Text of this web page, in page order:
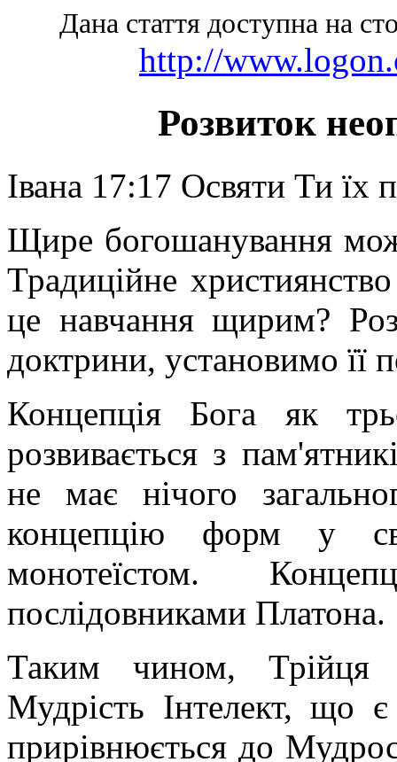
Дана стаття доступна на
http://
Розвиток
Івана 17:17 Освяти Ти їх
Щире богошанування
Традиційне
це навчання щирим?
доктрини, установимо її
Концепція Бога як
розвивається з
не має нічого
концепцію форм у
монотеїстом.
послідовниками Платона.
Таким чином, Трійця
Мудрість Інтелект,
прирівнюється до